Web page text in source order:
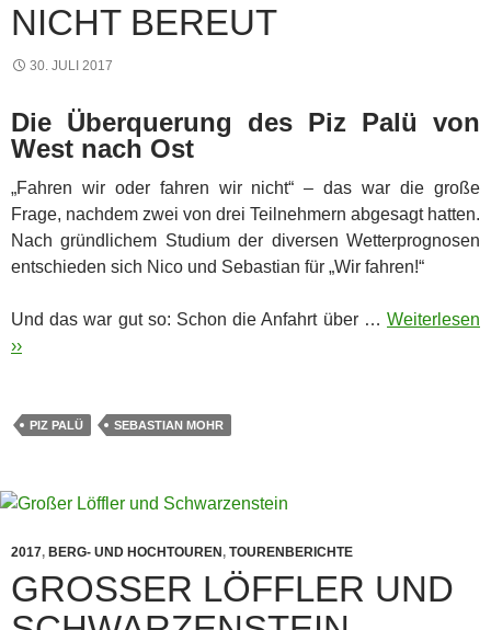
NICHT BEREUT
30. JULI 2017
Die Überquerung des Piz Palü von
West nach Ost
„Fahren wir oder fahren wir nicht“ – das war die große
Frage, nachdem zwei von drei Teilnehmern abgesagt hatten.
Nach gründlichem Studium der diversen Wetterprognosen
entschieden sich Nico und Sebastian für „Wir fahren!“
Und das war gut so: Schon die Anfahrt über … Weiterlesen
››
PIZ PALÜ SEBASTIAN MOHR
2017, BERG- UND HOCHTOUREN, TOURENBERICHTE
GROSSER LÖFFLER UND S